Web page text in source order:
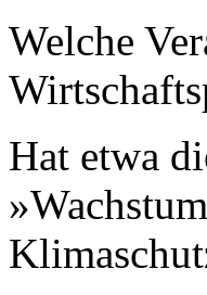
Welche
Hat etwa